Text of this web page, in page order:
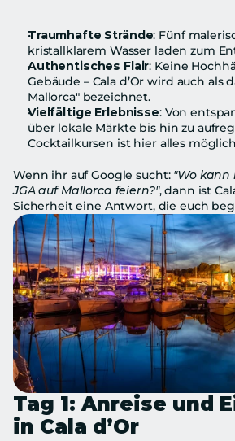
Traumhafte Strände: Fünf
kristallklarem Wasser laden zum
Authentisches Flair: Keine
Gebäude – Cala d’Or wird auch als
Mallorca" bezeichnet.
Vielfältige Erlebnisse: Von
über lokale Märkte bis hin zu
Cocktailkursen ist hier alles
Wenn ihr auf Google sucht: "Wo
JGA auf Mallorca feiern?", dann ist
Sicherheit eine Antwort, die euch
Tag 1: Anreise und
in Cala d’Or